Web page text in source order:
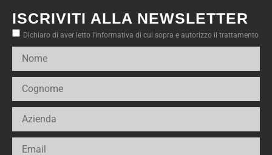
ISCRIVITI ALLA NEWSLETTER
Dichiaro di aver letto l’informativa di cui sopra e autorizzo il trattamento